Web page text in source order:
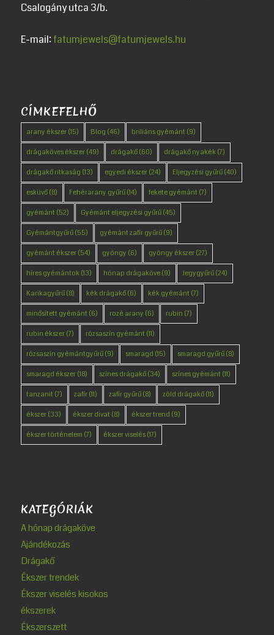
Csalogány utca 3/b.
E-mail: fatumjewels@fatumjewels.hu
CÍMKEFELHŐ
arany ékszer(15) Blog (46) briliáns gyémánt (9)
drágaköves ékszer(49) drágakő(60) drágakő nyakék(7)
drágakő ritkaság (13) egyedi ékszer(24) Eljegyzési gyűrű(40)
esküvő(8) Fehérarany gyűrű(14) fekete gyémánt (7)
gyémánt (52) Gyémánt eljegyzési gyűrű(45)
Gyémántgyűrű(55) gyémánt zafír gyűrű(9)
gyémánt ékszer(54) gyöngy (6) gyöngy ékszer(27)
híres gyémántok(13) hónap drágaköve(9) Jegygyűrű(24)
Karikagyűrű(8) kék drágakő(6) kék gyémánt (7)
minősített gyémánt (6) rozé arany (6) rubin (7)
rubin ékszer(7) rózsaszín gyémánt (11)
rózsaszín gyémántgyűrű(9) smaragd (15) smaragd gyűrű(8)
smaragd ékszer(18) színes drágakő(34) színes gyémánt (11)
tanzanit (7) zafír(11) zafír gyűrű(8) zöld drágakő(11)
ékszer(33) ékszer divat (8) ékszer trend (9)
ékszer történelem (7) ékszer viselés(17)
KATEGÓRIÁK
A hónap drágaköve
Ajándékozás
Drágakő
Ékszer trendek
Ékszer viselés kisokos
ékszerek
Ékszerszett